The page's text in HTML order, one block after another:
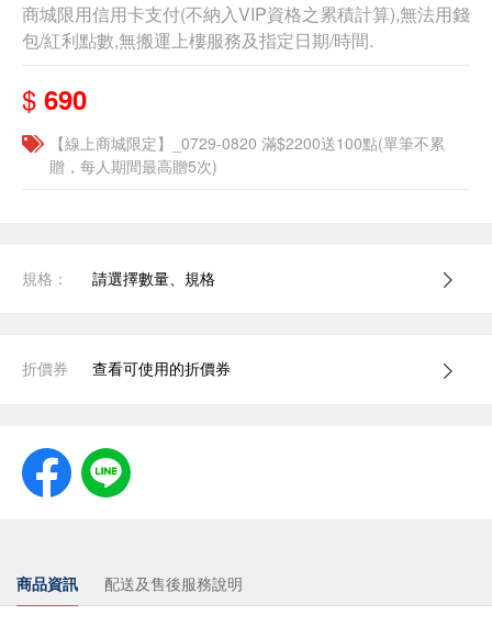
商城限用信用卡支付(不納入VIP資格之累積計算),無法用錢
包/紅利點數,無搬運上樓服務及指定日期/時間.
$ 690
【線上商城限定】_0729-0820 滿$2200送100點(單筆不累
贈，每人期間最高贈5次)
規格： 請選擇數量、規格
折價券 查看可使用的折價券
商品資訊 配送及售後服務說明